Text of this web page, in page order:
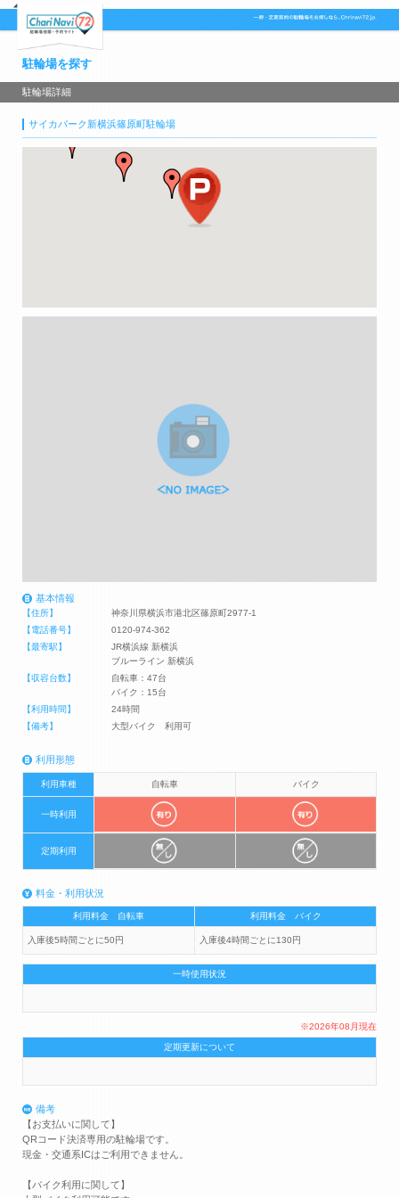
駐輪場を探す
駐輪場詳細
サイカパーク新横浜篠原町駐輪場
基本情報
【住所】
神奈川県横浜市港北区篠原町2977-1
【電話番号】
0120-974-362
【最寄駅】
JR横浜線 新横浜
ブルーライン 新横浜
【収容台数】
自転車：47台
バイク：15台
【利用時間】
24時間
【備考】
大型バイク 利用可
利用形態
利用車種 自転車 バイク
一時利用
定期利用
料金・利用状況
利用料金 自転車 利用料金 バイク
入庫後5時間ごとに50円 入庫後4時間ごとに130円
一時使用状況
※2026年08月現在
定期更新について
備考
【お支払いに関して】
QRコード決済専用の駐輪場です。
現金・交通系ICはご利用できません。
【バイク利用に関して】